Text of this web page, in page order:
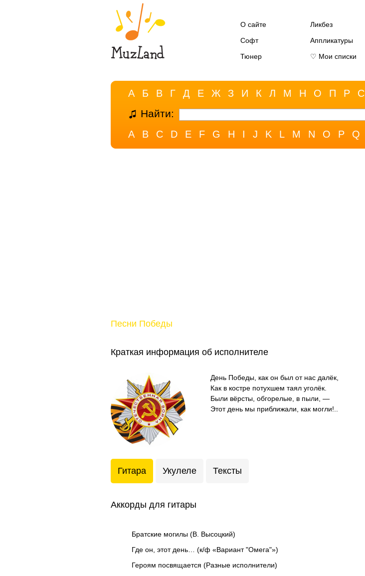
О сайте
Ликбез
Софт
Аппликатуры
Тюнер
♡ Мои списки
А Б В Г Д Е Ж З И К Л М Н О П Р С
Найти:
A B C D E F G H I J K L M N O P Q
Песни Победы
Краткая информация об исполнителе
День Победы, как он был от нас далёк,
Как в костре потухшем таял уголёк.
Были вёрсты, обгорелые, в пыли, —
Этот день мы приближали, как могли!..
Гитара Укулеле Тексты
Аккорды для гитары
Братские могилы (В. Высоцкий)
Где он, этот день… (к/ф «Вариант "Омега"»)
Героям посвящается (Разные исполнители)